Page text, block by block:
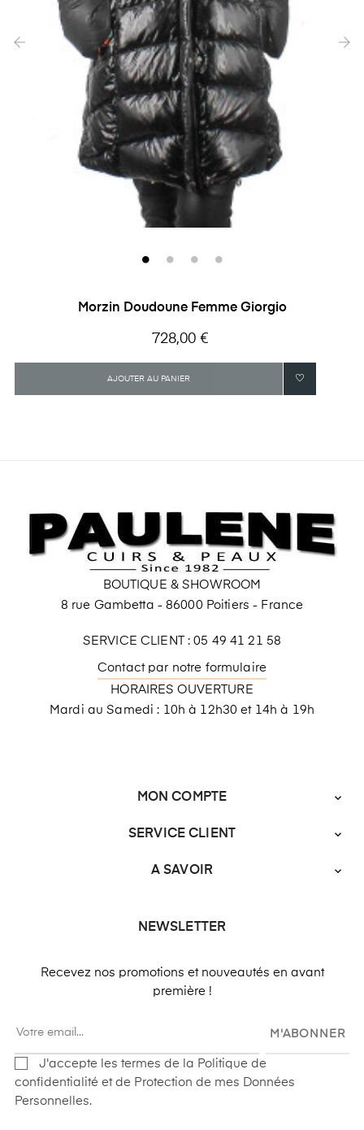
Morzin Doudoune Femme Giorgio
Prix
728,00 €
AJOUTER AU PANIER
BOUTIQUE & SHOWROOM
8 rue Gambetta - 86000 Poitiers - France
SERVICE CLIENT : 05 49 41 21 58
Contact par notre formulaire
HORAIRES OUVERTURE
Mardi au Samedi : 10h à 12h30 et 14h à 19h
MON COMPTE 
SERVICE CLIENT 
A SAVOIR 
NEWSLETTER
Recevez nos promotions et nouveautés en avant
première !
M'ABONNER
J'accepte les termes de la Politique de
confidentialité et de Protection de mes Données
Personnelles.